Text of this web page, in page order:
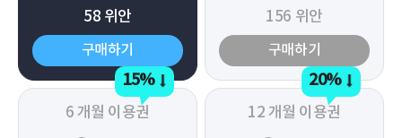
58 위안
구매하기
156 위안
구매하기
6 개월 이용권
15%
12 개월 이용권
20%